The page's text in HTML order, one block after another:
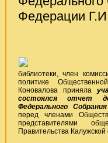
Федерации
библиотеки, член
политике
Коновалова приняла
состоялся отчет
Федерального
перед членами
представителями
Правительства Калужской